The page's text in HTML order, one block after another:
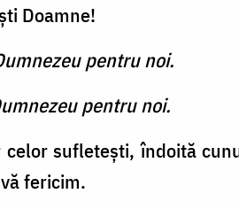
Doamne!
pentru noi.
pentru noi.
sufleteşti, îndoită
fericim.